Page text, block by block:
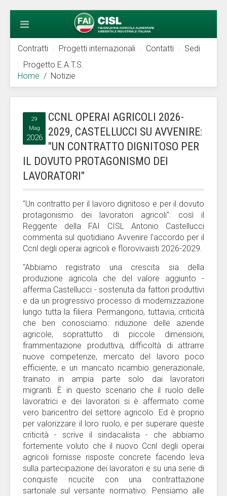
Contratti Progetti internazionali Contatti
Sedi
Progetto E.A.T.S.
Home
Notizie
29
Mag
2026
CCNL OPERAI AGRICOLI 2026-
2029, CASTELLUCCI SU AVVENIRE:
"UN CONTRATTO DIGNITOSO PER
IL DOVUTO PROTAGONISMO DEI
LAVORATORI"
"Un contratto per il lavoro dignitoso e per il dovuto
protagonismo dei lavoratori agricoli": così il
Reggente della FAI CISL Antonio Castellucci
commenta sul quotidiano Avvenire l'accordo per il
Ccnl degli operai agricoli e florovivaisti 2026-2029.
"Abbiamo registrato una crescita sia della
produzione agricola che del valore aggiunto -
afferma Castellucci - sostenuta da fattori produttivi
e da un progressivo processo di modernizzazione
lungo tutta la filiera. Permangono, tuttavia, criticità
che ben conosciamo: riduzione delle aziende
agricole, soprattutto di piccole dimensioni,
frammentazione produttiva, difficoltà di attrarre
nuove competenze, mercato del lavoro poco
efficiente, e un mancato ricambio generazionale,
trainato in ampia parte solo dai lavoratori
migranti. È in questo scenario che il ruolo delle
lavoratrici e dei lavoratori si è affermato come
vero baricentro del settore agricolo. Ed è proprio
per valorizzare il loro ruolo, e per superare queste
criticità - scrive il sindacalista - che abbiamo
fortemente voluto che il nuovo Ccnl degli operai
agricoli fornisse risposte concrete facendo leva
sulla partecipazione dei lavoratori e su una serie di
conquiste ricucite con una contrattazione
sartoriale sul versante normativo. Pensiamo alle